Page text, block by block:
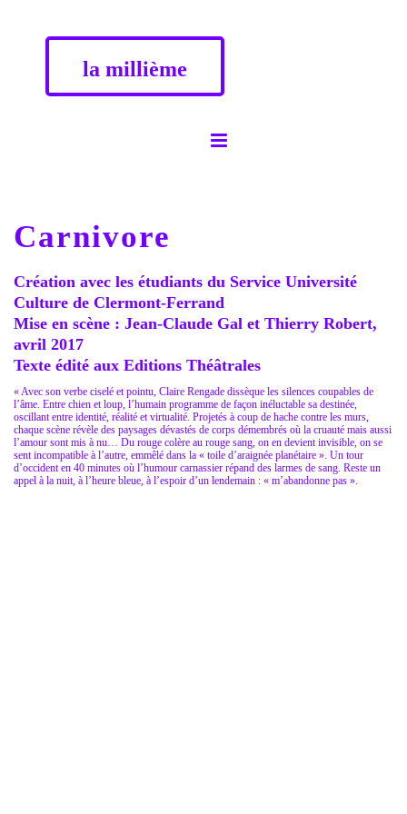
la millième
Carnivore
Création avec les étudiants du Service Université
Culture de Clermont-Ferrand
Mise en scène : Jean-Claude Gal et Thierry Robert,
avril 2017
Texte édité aux Editions Théâtrales
« Avec son verbe ciselé et pointu, Claire Rengade dissèque les silences coupables de
l’âme. Entre chien et loup, l’humain programme de façon inéluctable sa destinée,
oscillant entre identité, réalité et virtualité. Projetés à coup de hache contre les murs,
chaque scène révèle des paysages dévastés de corps démembrés où la cruauté mais aussi
l’amour sont mis à nu… Du rouge colère au rouge sang, on en devient invisible, on se
sent incompatible à l’autre, emmêlé dans la « toile d’araignée planétaire ». Un tour
d’occident en 40 minutes où l’humour carnassier répand des larmes de sang. Reste un
appel à la nuit, à l’heure bleue, à l’espoir d’un lendemain : « m’abandonne pas ».